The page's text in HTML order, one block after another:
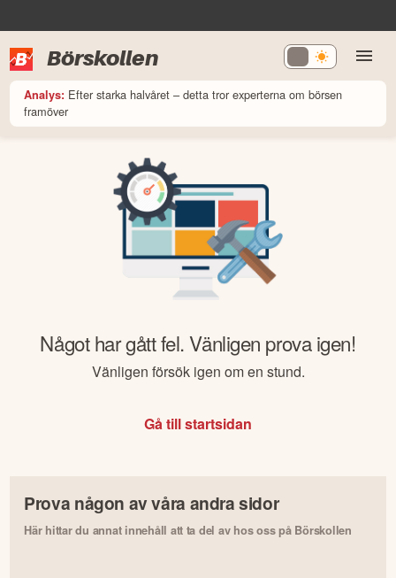
Börskollen
Analys: Efter starka halvåret – detta tror experterna om börsen
framöver
Något har gått fel. Vänligen prova igen!
Vänligen försök igen om en stund.
Gå till startsidan
Prova någon av våra andra sidor
Här hittar du annat innehåll att ta del av hos oss på Börskollen